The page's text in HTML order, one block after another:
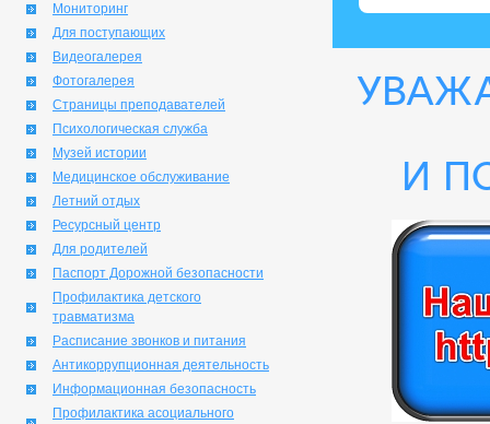
Мониторинг
Для поступающих
Видеогалерея
Фотогалерея
Страницы преподавателей
Психологическая служба
Музей истории
Медицинское обслуживание
Летний отдых
Ресурсный центр
Для родителей
Паспорт Дорожной безопасности
Профилактика детского
травматизма
Расписание звонков и питания
Антикоррупционная деятельность
Информационная безопасность
Профилактика асоциального
и